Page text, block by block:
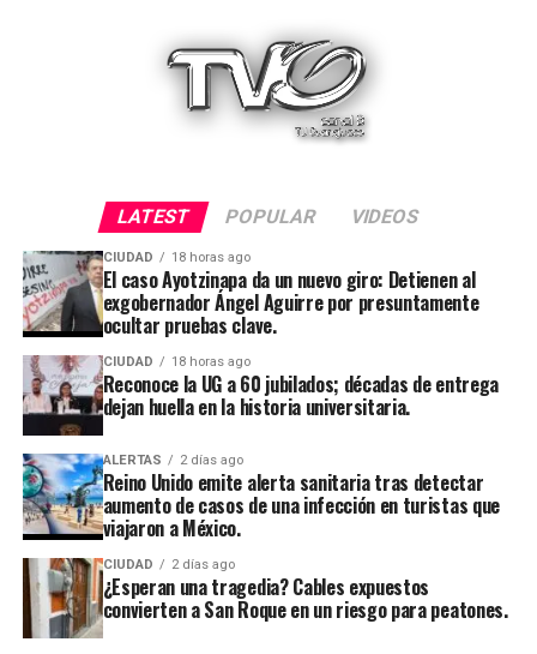
LATEST POPULAR VIDEOS
CIUDAD 18 horas ago
El caso Ayotzinapa da un nuevo giro: Detienen al
exgobernador Ángel Aguirre por presuntamente
ocultar pruebas clave.
CIUDAD 18 horas ago
Reconoce la UG a 60 jubilados; décadas de entrega
dejan huella en la historia universitaria.
ALERTAS 2 días ago
Reino Unido emite alerta sanitaria tras detectar
aumento de casos de una infección en turistas que
viajaron a México.
CIUDAD 2 días ago
¿Esperan una tragedia? Cables expuestos
convierten a San Roque en un riesgo para peatones.